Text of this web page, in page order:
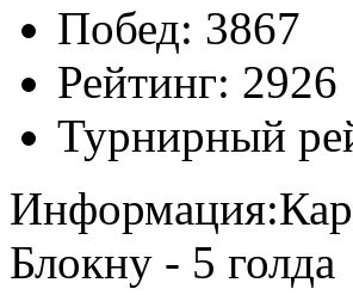
Побед: 3867
Рейтинг: 2926
Турнирный
Информация:
Блокну - 5 голда